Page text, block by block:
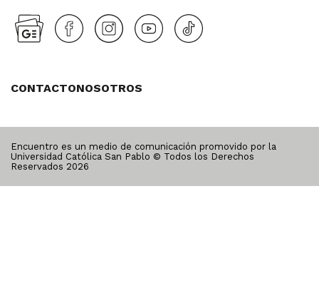
CONTACTONOSOTROS
Encuentro es un medio de comunicación promovido por la
Universidad Católica San Pablo © Todos los Derechos
Reservados 2026